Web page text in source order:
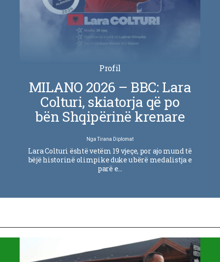
Profil
MILANO 2026 – BBC: Lara
Colturi, skiatorja që po
bën Shqipërinë krenare
NgaTirana Diplomat
Lara Colturi është vetëm 19 vjeçe, por ajo mund të
bëjë historinë olimpike duke u bërë medalistja e
parë e…